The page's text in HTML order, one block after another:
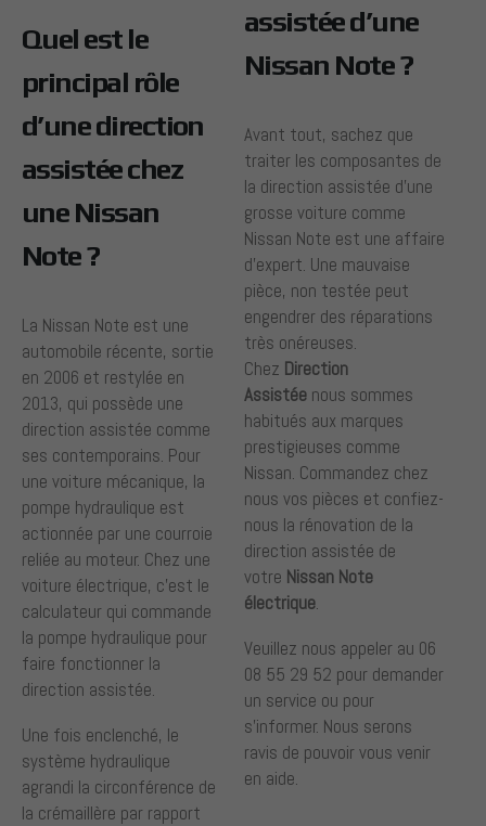
Quel est le
principal rôle
d’une direction
assistée chez
une Nissan
Note ?
La Nissan Note est une
automobile récente, sortie
en 2006 et restylée en
2013, qui possède une
direction assistée comme
ses contemporains. Pour
une voiture mécanique, la
pompe hydraulique est
actionnée par une courroie
reliée au moteur. Chez une
voiture électrique, c’est le
calculateur qui commande
la pompe hydraulique pour
faire fonctionner la
direction assistée.
Une fois enclenché, le
système hydraulique
agrandi la circonférence de
la crémaillère par rapport
assistée d’une
Nissan Note ?
Avant tout, sachez que
traiter les composantes de
la direction assistée d’une
grosse voiture comme
Nissan Note est une affaire
d’expert. Une mauvaise
pièce, non testée peut
engendrer des réparations
très onéreuses.
Chez Direction
Assistée nous sommes
habitués aux marques
prestigieuses comme
Nissan. Commandez chez
nous vos pièces et confiez-
nous la rénovation de la
direction assistée de
votre Nissan Note
électrique.
Veuillez nous appeler au 06
08 55 29 52 pour demander
un service ou pour
s’informer. Nous serons
ravis de pouvoir vous venir
en aide.